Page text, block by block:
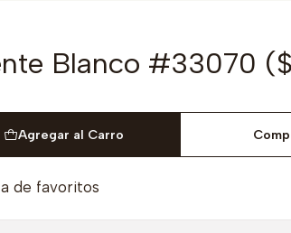
Blanco #33070
Agregar al Carro
de favoritos